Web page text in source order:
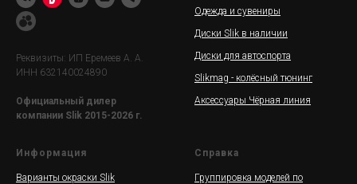
Реквизиты: ИП Еремеев А. А.
ИНН 632140024890
Официальный дилер
компании Slik 2015-2026 г.
Одежда и сувениры
Диски Slik в наличии
Диски для автоспорта
Slikmag - колёсный тюнинг
Аксессуары Чёрная линия
Информация
Варианты окраски Slik
Справка
Группировка моделей по